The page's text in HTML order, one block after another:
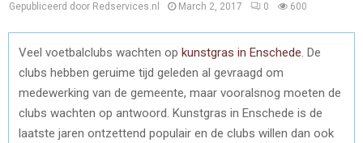
Gepubliceerd door Redservices.nl March 2, 2017 0 600
Veel voetbalclubs wachten op kunstgras in Enschede . De
clubs hebben geruime tijd geleden al gevraagd om
medewerking van de gemeente, maar vooralsnog moeten de
clubs wachten op antwoord. Kunstgras in Enschede is de
laatste jaren ontzettend populair en de clubs willen dan ook